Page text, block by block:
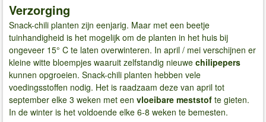
Verzorging
Snack-chili planten zijn eenjarig. Maar met een beetje
tuinhandigheid is het mogelijk om de planten in het huis bij
ongeveer 15° C te laten overwinteren. In april / mei verschijnen er
kleine witte bloempjes waaruit zelfstandig nieuwe chilipepers
kunnen opgroeien. Snack-chili planten hebben vele
voedingsstoffen nodig. Het is raadzaam deze van april tot
september elke 3 weken met een vloeibare meststof te gieten.
In de winter is het voldoende elke 6-8 weken te bemesten.